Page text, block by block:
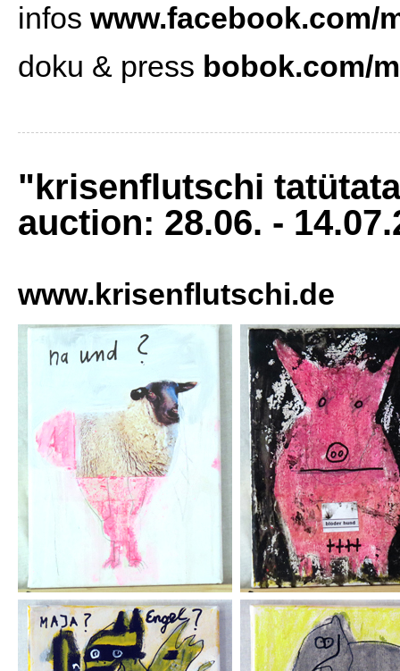
infos www.facebook.com/
doku & press bobok.com/
"krisenflutschi
auction: 28.06. -
www.krisenflutschi.de